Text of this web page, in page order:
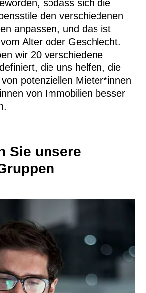
sodass sich die
den verschiedenen
anpassen, und das ist
Alter oder Geschlecht.
wir 20 verschiedene
die uns helfen, die
potenziellen Mieter*innen
von Immobilien besser
Sie unsere